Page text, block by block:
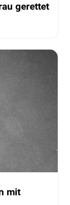
gerettet
mit